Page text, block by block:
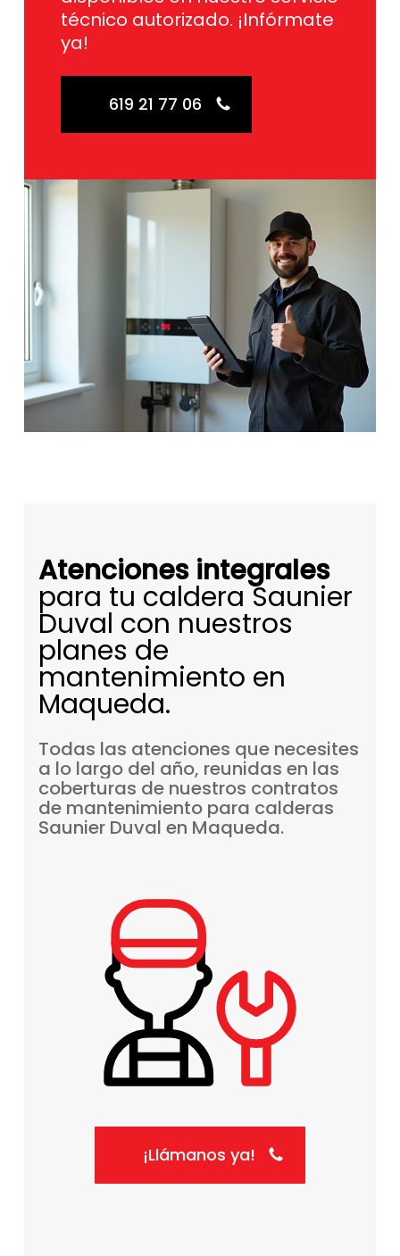
técnico autorizado. ¡Infórmate
ya!
619 21 77 06
Atenciones integrales
para tu caldera Saunier
Duval con nuestros
planes de
mantenimiento en
Maqueda.
Todas las atenciones que necesites
a lo largo del año, reunidas en las
coberturas de nuestros contratos
de mantenimiento para calderas
Saunier Duval en Maqueda.
¡Llámanos ya!